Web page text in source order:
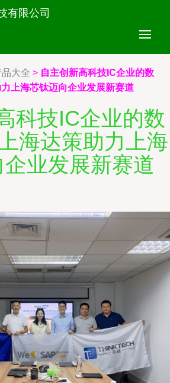
有限公司
品大全 > 自主创新高科技IC企业的数
上海芯钛迈向企业发展新赛道
科技IC企业的数
海达策助力上海
业发展新赛道